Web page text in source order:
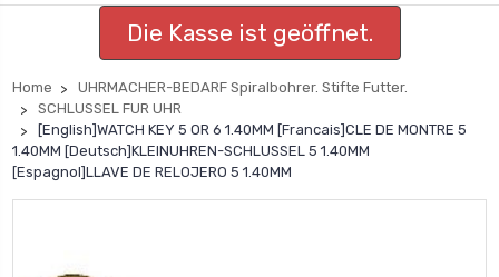
Die Kasse ist geöffnet.
Home
UHRMACHER-BEDARF Spiralbohrer. Stifte Futter.
SCHLUSSEL FUR UHR
[English]WATCH KEY 5 OR 6 1.40MM [Francais]CLE DE MONTRE 5
1.40MM [Deutsch]KLEINUHREN-SCHLUSSEL 5 1.40MM
[Espagnol]LLAVE DE RELOJERO 5 1.40MM